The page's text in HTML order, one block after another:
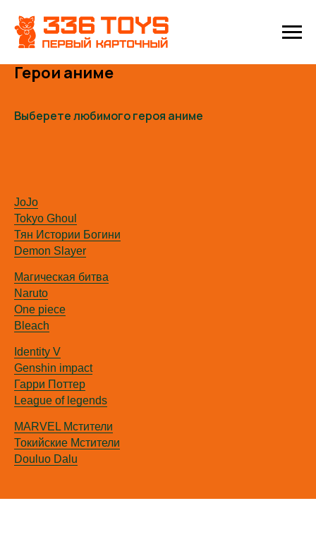
Герои аниме
Выберете любимого героя аниме
JoJo
Tokyo Ghoul
Тян Истории Богини
Demon Slayer
Магическая битва
Naruto
One piece
Bleach
Identity V
Genshin impact
Гарри Поттер
League of legends
MARVEL Мстители
Токийские Мстители
Douluo Dalu